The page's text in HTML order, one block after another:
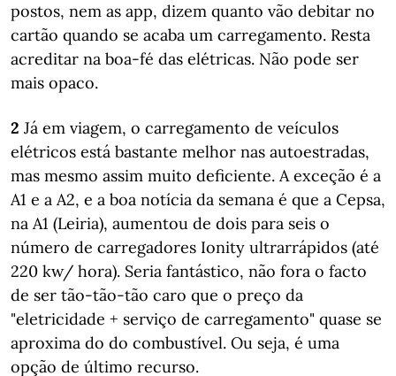
postos, nem as app, dizem quanto vão debitar no
cartão quando se acaba um carregamento. Resta
acreditar na boa-fé das elétricas. Não pode ser
mais opaco.
2 Já em viagem, o carregamento de veículos
elétricos está bastante melhor nas autoestradas,
mas mesmo assim muito deficiente. A exceção é a
A1 e a A2, e a boa notícia da semana é que a Cepsa,
na A1 (Leiria), aumentou de dois para seis o
número de carregadores Ionity ultrarrápidos (até
220 kw/ hora). Seria fantástico, não fora o facto
de ser tão-tão-tão caro que o preço da
"eletricidade + serviço de carregamento" quase se
aproxima do do combustível. Ou seja, é uma
opção de último recurso.